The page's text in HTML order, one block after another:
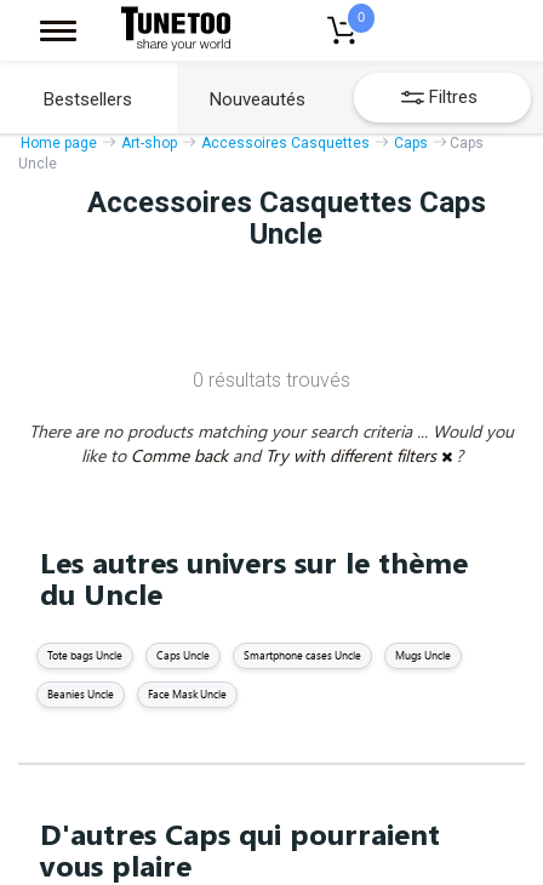
0
Bestsellers Nouveautés Filtres
Home page Art-shop Accessoires Casquettes Caps
Caps
Uncle
Accessoires Casquettes Caps
Uncle
0 résultats trouvés
There are no products matching your search criteria ... Would you
like to Comme back and Try with different filters ?
Les autres univers sur le thème
du Uncle
Tote bags Uncle Caps Uncle Smartphone cases Uncle Mugs Uncle
Beanies Uncle Face Mask Uncle
D'autres Caps qui pourraient
vous plaire